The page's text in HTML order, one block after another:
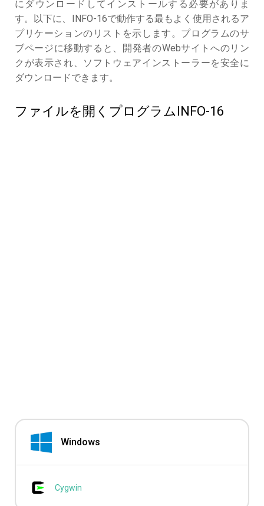
にダウンロードしてインストールする必要がありま
す。以下に、INFO-16で動作する最もよく使用されるア
プリケーションのリストを示します。プログラムのサ
ブページに移動すると、開発者のWebサイトへのリン
クが表示され、ソフトウェアインストーラーを安全に
ダウンロードできます。
ファイルを開くプログラムINFO-16
Windows
Cygwin